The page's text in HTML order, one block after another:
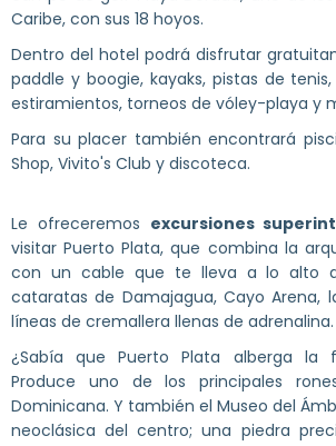
Caribe, con sus 18 hoyos.
Dentro del hotel podrá disfrutar
paddle y boogie, kayaks, pistas de
estiramientos, torneos de vóley-playa y
Para su placer también encontrará
Shop, Vivito's Club y discoteca.
Le ofreceremos excursiones
visitar Puerto Plata, que combina la
con un cable que te lleva a lo alto
cataratas de Damajagua, Cayo Arena,
líneas de cremallera llenas de adrenalina.
¿Sabía que Puerto Plata alberga la
Produce uno de los principales
Dominicana. Y también el Museo del
neoclásica del centro; una piedra